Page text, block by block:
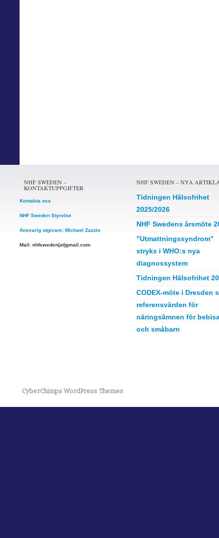
NHF SWEDEN –
KONTAKTUPPGIFTER
Kontakta oss
NHF Sweden Styrelse
Ansvarig utgivare: Michael Zazzio
Mail: nhfsweden(at)gmail.com
NHF SWEDEN – NYA
Tidningen Hälsofrihet
2025/2026
NHF Swedens årsmöte
”Utmattningssyndrom”
stryks i WHO:s nya
diagnossystem
Tidningen Hälsofrihet
CODEX-möte i Dresden
referensvärden för
näringsämnen för
och småbarn
CyberChimps WordPress Themes